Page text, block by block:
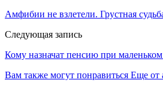
Амфибии не взлетели. Грустная
Следующая запись
Кому назначат пенсию при
Вам также могут понравиться Еще от